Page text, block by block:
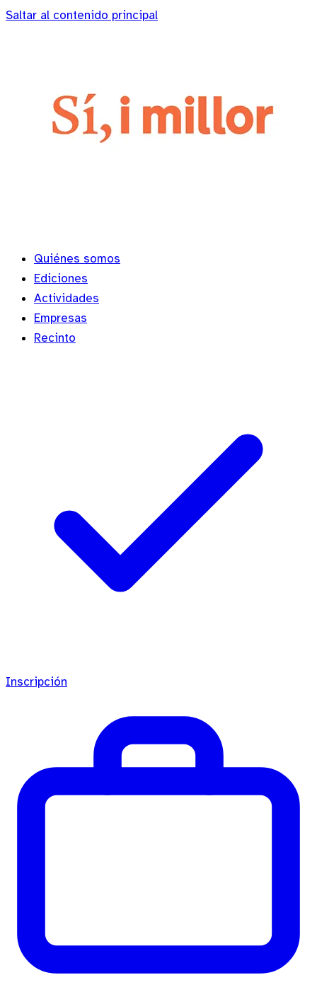
Saltar al contenido principal
Quiénes somos
Ediciones
Actividades
Empresas
Recinto
Inscripción